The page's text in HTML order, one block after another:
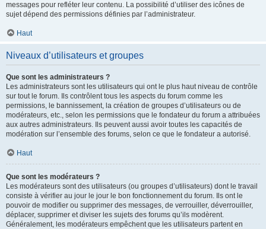
messages pour refléter leur contenu. La possibilité d’utiliser des icônes de
sujet dépend des permissions définies par l’administrateur.
Haut
Niveaux d’utilisateurs et groupes
Que sont les administrateurs ?
Les administrateurs sont les utilisateurs qui ont le plus haut niveau de contrôle
sur tout le forum. Ils contrôlent tous les aspects du forum comme les
permissions, le bannissement, la création de groupes d’utilisateurs ou de
modérateurs, etc., selon les permissions que le fondateur du forum a attribuées
aux autres administrateurs. Ils peuvent aussi avoir toutes les capacités de
modération sur l’ensemble des forums, selon ce que le fondateur a autorisé.
Haut
Que sont les modérateurs ?
Les modérateurs sont des utilisateurs (ou groupes d’utilisateurs) dont le travail
consiste à vérifier au jour le jour le bon fonctionnement du forum. Ils ont le
pouvoir de modifier ou supprimer des messages, de verrouiller, déverrouiller,
déplacer, supprimer et diviser les sujets des forums qu’ils modèrent.
Généralement, les modérateurs empêchent que les utilisateurs partent en